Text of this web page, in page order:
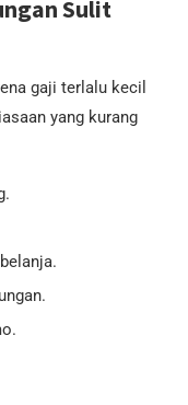
Sulit
gaji terlalu kecil
yang kurang